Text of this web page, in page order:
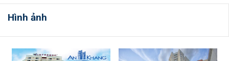
Hình ảnh